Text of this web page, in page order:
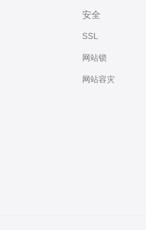
安全
SSL
网站锁
网站容灾